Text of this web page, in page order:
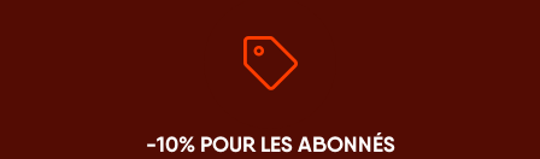
-10% POUR LES ABONNÉS